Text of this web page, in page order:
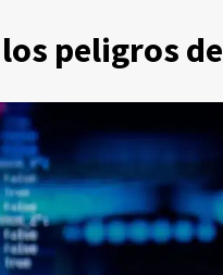
peligros de